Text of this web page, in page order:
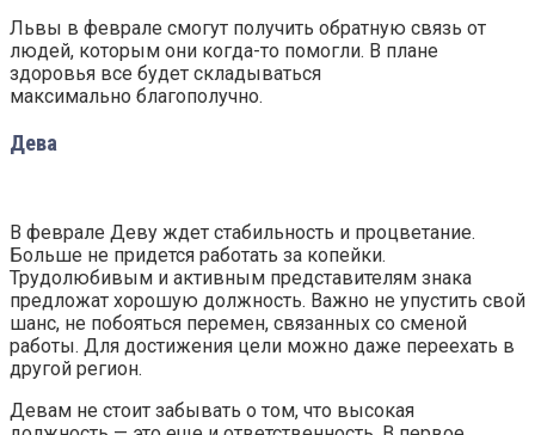
Львы в феврале смогут получить обратную связь от
людей, которым они когда-то помогли. В плане
здоровья все будет складываться
максимально благополучно.
Дева
В феврале Деву ждет стабильность и процветание.
Больше не придется работать за копейки.
Трудолюбивым и активным представителям знака
предложат хорошую должность. Важно не упустить свой
шанс, не побояться перемен, связанных со сменой
работы. Для достижения цели можно даже переехать в
другой регион.
Девам не стоит забывать о том, что высокая